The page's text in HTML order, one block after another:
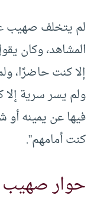
لم يتخلف صهيب
المشاهد، وكان
إلا كنت حاضرًا،
ولم يسر سرية إلا
فيها عن يمينه أو
كنت أمامهم”.
حوار صهيب